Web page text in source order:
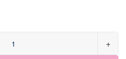
+